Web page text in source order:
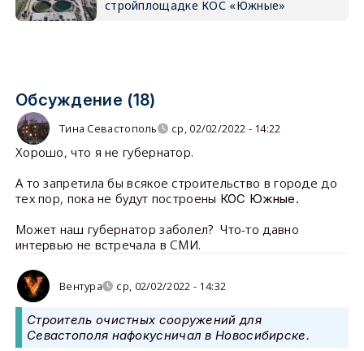
стройплощадке КОС «Южные»
Обсуждение (18)
Тина Севастополь ср, 02/02/2022 - 14:22
Хорошо, что я не губернатор.
А то запретила бы всякое строительство в городе до
тех пор, пока не будут построены КОС Южные.
Может наш губернатор заболел? Что-то давно
интервью не встречала в СМИ.
Вентура ср, 02/02/2022 - 14:32
Строитель очистных сооружений для
Севастополя нафокусничал в Новосибирске.